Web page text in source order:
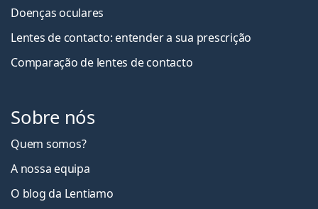
Doenças oculares
Lentes de contacto: entender a sua prescrição
Comparação de lentes de contacto
Sobre nós
Quem somos?
A nossa equipa
O blog da Lentiamo